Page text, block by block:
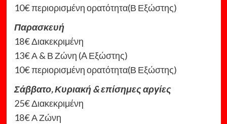
10€ περιορισμένη ορατότητα(Β Εξώστης)
Παρασκευή
18€ Διακεκριμένη
13€ Α & Β Ζώνη (A Εξώστης)
10€ περιορισμένη ορατότητα(Β Εξώστης)
Σάββατο, Κυριακή & επίσημες αργίες
25€ Διακεκριμένη
18€ Α Ζώνη